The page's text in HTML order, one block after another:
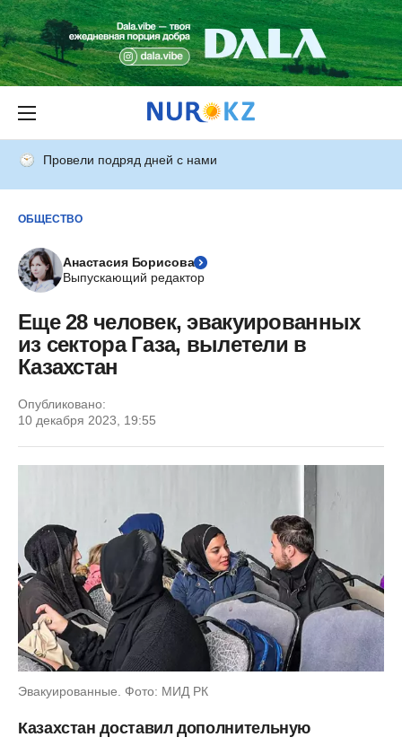
Провели подряд дней с нами
ОБЩЕСТВО
Анастасия Борисова
Выпускающий редактор
Еще 28 человек, эвакуированных
из сектора Газа, вылетели в
Казахстан
Опубликовано:
10 декабря 2023, 19:55
Эвакуированные. Фото: МИД РК
Казахстан доставил дополнительную